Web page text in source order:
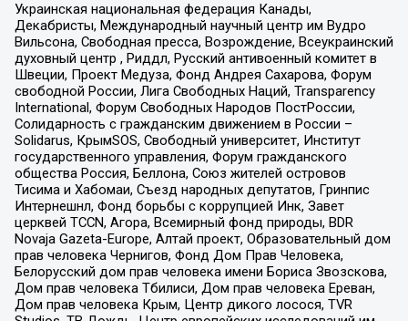
Украинская национальная федерация Канады,
Декабристы, Международный научный центр им Вудро
Вильсона, Свободная пресса, Возрождение, Всеукраинский
духовный центр , Риддл, Русский антивоенный комитет в
Швеции, Проект Медуза, Фонд Андрея Сахарова, Форум
свободной России, Лига Свободных Наций, Transparеncy
International, Форум Свободных Народов ПостРоссии,
Солидарность с гражданским движением в России –
Solidarus, КрымSOS, Свободный университет, Институт
государственного управления, Форум гражданского
общества Россия, Беллона, Союз жителей островов
Тисима и Хабомаи, Съезд народных депутатов, Гринпис
Интернешнл, Фонд борьбы с коррупцией Инк, Завет
церквей TCCN, Агора, Всемирный фонд природы, BDR
Novaja Gazeta-Europe, Алтай проект, Образовательный дом
прав человека Чернигов, Фонд Дом Прав Человека,
Белорусский дом прав человека имени Бориса Звозскова,
Дом прав человека Тбилиси, Дом прав человека Ереван,
Дом прав человека Крым, Центр дикого лосося, TVR